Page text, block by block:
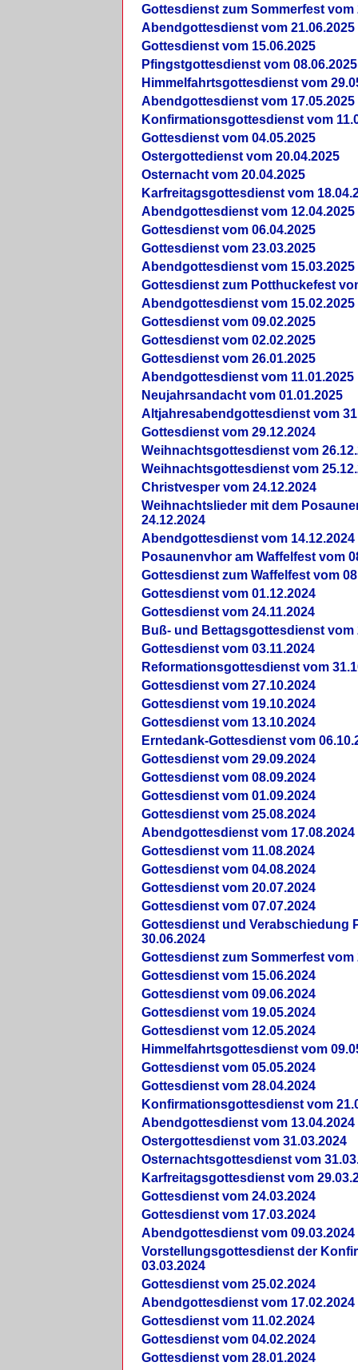
Gottesdienst zum Sommerfest vom
Abendgottesdienst vom 21.06.2025
Gottesdienst vom 15.06.2025
Pfingstgottesdienst vom 08.06.2025
Himmelfahrtsgottesdienst vom
Abendgottesdienst vom 17.05.2025
Konfirmationsgottesdienst vom
Gottesdienst vom 04.05.2025
Ostergottedienst vom 20.04.2025
Osternacht vom 20.04.2025
Karfreitagsgottesdienst vom
Abendgottesdienst vom 12.04.2025
Gottesdienst vom 06.04.2025
Gottesdienst vom 23.03.2025
Abendgottesdienst vom 15.03.2025
Gottesdienst zum Potthuckefest
Abendgottesdienst vom 15.02.2025
Gottesdienst vom 09.02.2025
Gottesdienst vom 02.02.2025
Gottesdienst vom 26.01.2025
Abendgottesdienst vom 11.01.2025
Neujahrsandacht vom 01.01.2025
Altjahresabendgottesdienst vom
Gottesdienst vom 29.12.2024
Weihnachtsgottesdienst vom
Weihnachtsgottesdienst vom
Christvesper vom 24.12.2024
Weihnachtslieder mit dem
24.12.2024
Abendgottesdienst vom 14.12.2024
Posaunenvhor am Waffelfest vom
Gottesdienst zum Waffelfest vom
Gottesdienst vom 01.12.2024
Gottesdienst vom 24.11.2024
Buß- und Bettagsgottesdienst vom
Gottesdienst vom 03.11.2024
Reformationsgottesdienst vom
Gottesdienst vom 27.10.2024
Gottesdienst vom 19.10.2024
Gottesdienst vom 13.10.2024
Erntedank-Gottesdienst vom
Gottesdienst vom 29.09.2024
Gottesdienst vom 08.09.2024
Gottesdienst vom 01.09.2024
Gottesdienst vom 25.08.2024
Abendgottesdienst vom 17.08.2024
Gottesdienst vom 11.08.2024
Gottesdienst vom 04.08.2024
Gottesdienst vom 20.07.2024
Gottesdienst vom 07.07.2024
Gottesdienst und Verabschiedung
30.06.2024
Gottesdienst zum Sommerfest vom
Gottesdienst vom 15.06.2024
Gottesdienst vom 09.06.2024
Gottesdienst vom 19.05.2024
Gottesdienst vom 12.05.2024
Himmelfahrtsgottesdienst vom
Gottesdienst vom 05.05.2024
Gottesdienst vom 28.04.2024
Konfirmationsgottesdienst vom
Abendgottesdienst vom 13.04.2024
Ostergottesdienst vom 31.03.2024
Osternachtsgottesdienst vom
Karfreitagsgottesdienst vom
Gottesdienst vom 24.03.2024
Gottesdienst vom 17.03.2024
Abendgottesdienst vom 09.03.2024
Vorstellungsgottesdienst der
03.03.2024
Gottesdienst vom 25.02.2024
Abendgottesdienst vom 17.02.2024
Gottesdienst vom 11.02.2024
Gottesdienst vom 04.02.2024
Gottesdienst vom 28.01.2024